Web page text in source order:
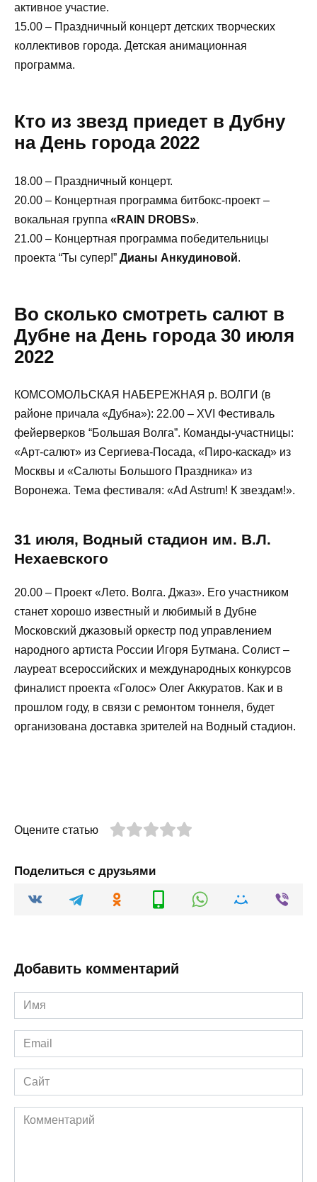
активное участие.
15.00 – Праздничный концерт детских творческих
коллективов города. Детская анимационная
программа.
Кто из звезд приедет в Дубну
на День города 2022
18.00 – Праздничный концерт.
20.00 – Концертная программа битбокс-проект –
вокальная группа «RAIN DROBS».
21.00 – Концертная программа победительницы
проекта “Ты супер!” Дианы Анкудиновой.
Во сколько смотреть салют в
Дубне на День города 30 июля
2022
КОМСОМОЛЬСКАЯ НАБЕРЕЖНАЯ р. ВОЛГИ (в
районе причала «Дубна»): 22.00 – XVI Фестиваль
фейерверков “Большая Волга”. Команды-участницы:
«Арт-салют» из Сергиева-Посада, «Пиро-каскад» из
Москвы и «Салюты Большого Праздника» из
Воронежа. Тема фестиваля: «Ad Astrum! К звездам!».
31 июля, Водный стадион им. В.Л.
Нехаевского
20.00 – Проект «Лето. Волга. Джаз». Его участником
станет хорошо известный и любимый в Дубне
Московский джазовый оркестр под управлением
народного артиста России Игоря Бутмана. Солист –
лауреат всероссийских и международных конкурсов
финалист проекта «Голос» Олег Аккуратов. Как и в
прошлом году, в связи с ремонтом тоннеля, будет
организована доставка зрителей на Водный стадион.
Оцените статью
Поделиться с друзьями
Добавить комментарий
Имя
*
Email
*
Сайт
Комментарий